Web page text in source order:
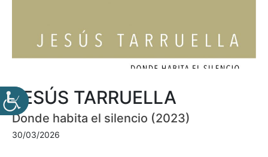
JESÚS TARRUELLA
Donde habita el silencio (2023)
30/03/2026